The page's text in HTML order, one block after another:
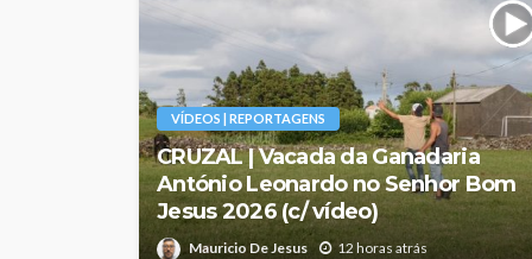
VÍDEOS | REPORTAGENS
CRUZAL | Vacada da Ganadaria
António Leonardo no Senhor Bom
Jesus 2026 (c/ vídeo)
Mauricio De Jesus 12 horas atrás